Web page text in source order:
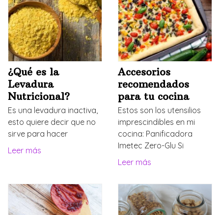
¿Qué es la
Levadura
Nutricional?
Es una levadura inactiva,
esto quiere decir que no
sirve para hacer
Leer más
Accesorios
recomendados
para tu cocina
Estos son los utensilios
imprescindibles en mi
cocina: Panificadora
Imetec Zero-Glu Si
Leer más